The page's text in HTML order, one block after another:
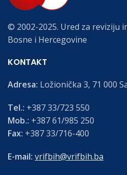
© 2002-2025. Ured za reviziju
Bosne i Hercegovine
KONTAKT
Adresa: Ložionička 3, 71 000
Tel.: +387 33/723 550
Mob.: +387 61/985 250
Fax: +387 33/716-400
E-mail: vrifbih@vrifbih.ba